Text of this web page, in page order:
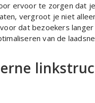
ervoor te zorgen dat
vergroot je niet
dat bezoekers
van de